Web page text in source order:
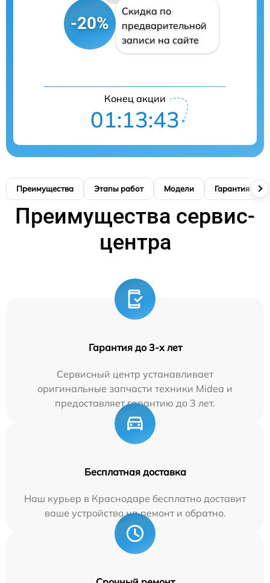
-20%
Скидка по
предварительной
записи на сайте
Конец акции
01:13:41
Преимущества Этапы работ Модели Гарантия
Преимущества сервис-
центра
Гарантия до 3-х лет
Сервисный центр устанавливает
оригинальные запчасти техники Midea и
предоставляет гарантию до 3 лет.
Бесплатная доставка
Наш курьер в Краснодаре бесплатно доставит
ваше устройство на ремонт и обратно.